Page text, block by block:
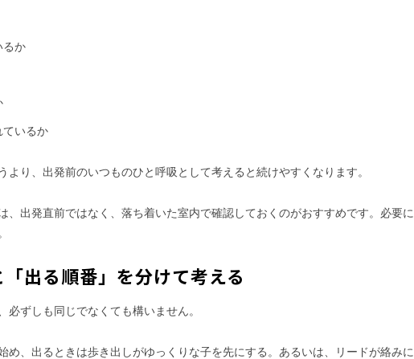
るか
ているか
り、出発前のいつものひと呼吸として考えると続けやすくなります。
、出発直前ではなく、落ち着いた室内で確認しておくのがおすすめです。必要に
出る順番」を分けて考える
ずしも同じでなくても構いません。
め、出るときは歩き出しがゆっくりな子を先にする。あるいは、リードが絡みに